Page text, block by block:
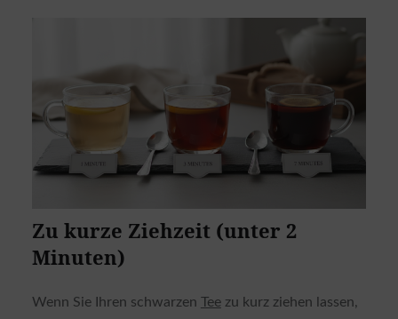
Zu kurze Ziehzeit (unter 2
Minuten)
Wenn Sie Ihren schwarzen Teezu kurz ziehen lassen,